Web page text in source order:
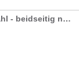
Staffelei DUPLEX aus Stahl - beidseitig nutzbar